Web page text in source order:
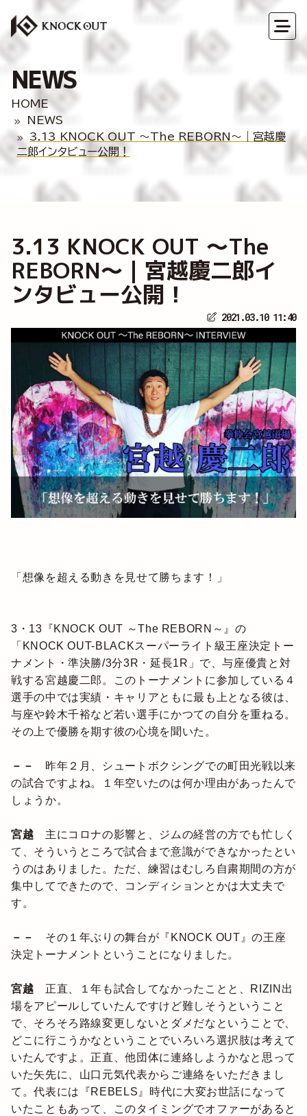
NEWS
HOME
NEWS
3.13 KNOCK OUT ～The REBORN～｜宮越慶
二郎インタビュー公開！
3.13 KNOCK OUT ～The
REBORN～｜宮越慶二郎イ
ンタビュー公開！
2021.03.10 11:40
「想像を超える動きを見せて勝ちます！」
3・13『KNOCK OUT ～The REBORN～』の
「KNOCK OUT-BLACKスーパーライト級王座決定トー
ナメント・準決勝/3分3R・延長1R」で、与座優貴と対
戦する宮越慶二郎。このトーナメントに参加している４
選手の中では実績・キャリアともに最も上となる彼は、
与座や鈴木千裕など若い選手にかつての自分を重ねる。
その上で優勝を期す彼の心境を聞いた。
－－ 昨年２月、シュートボクシングでの町田光戦以来
の試合ですよね。１年空いたのは何か理由があったんで
しょうか。
宮越 主にコロナの影響と、ジムの経営の方でも忙しく
て、そういうところで試合まで意識ができなかったとい
うのはありました。ただ、練習はむしろ自粛期間の方が
集中してできたので、コンディションとかは大丈夫で
す。
－－ その１年ぶりの舞台が『KNOCK OUT』の王座
決定トーナメントということになりました。
宮越 正直、１年も試合してなかったことと、RIZIN出
場をアピールしていたんですけど難しそうということ
で、そろそろ路線変更しないとダメだなということで、
どこに行こうかなということでいろいろ選択肢は考えて
いたんですよ。正直、他団体に連絡しようかなと思って
いた矢先に、山口元気代表からご連絡をいただきまし
て。代表には『REBELS』時代に大変お世話になって
いたこともあって、このタイミングでオファーがあると